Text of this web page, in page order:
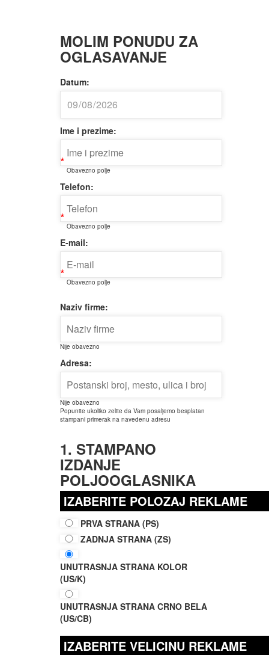
MOLIM PONUDU ZA
OGLASAVANJE
Datum:
Ime i prezime:
* Obavezno polje
Telefon:
* Obavezno polje
E-mail:
* Obavezno polje
Naziv firme:
Nije obavezno
Adresa:
Nije obavezno
Popunite ukoliko zelite da Vam posaljemo besplatan
stampani primerak na navedenu adresu
1. STAMPANO
IZDANJE
POLJOOGLASNIKA
IZABERITE POLOZAJ REKLAME
PRVA STRANA (PS)
ZADNJA STRANA (ZS)
UNUTRASNJA STRANA KOLOR
(US/K)
UNUTRASNJA STRANA CRNO BELA
(US/CB)
IZABERITE VELICINU REKLAME